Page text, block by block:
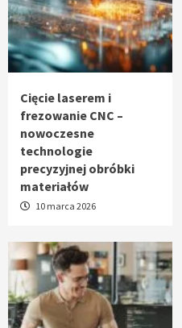
Cięcie laserem i
frezowanie CNC –
nowoczesne
technologie
precyzyjnej obróbki
materiałów
10 marca 2026